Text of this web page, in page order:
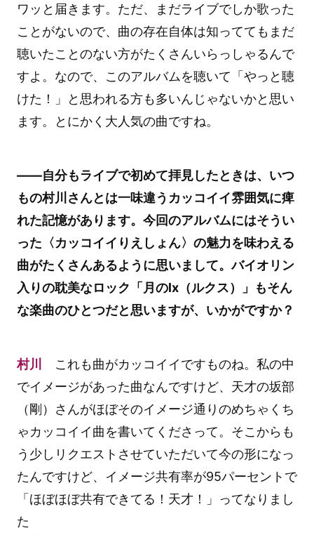
ワッと届きます。ただ、まだライブでしか歌った
ことがないので、曲の存在自体は知っててもまだ
聴いたことのない方がたくさんいらっしゃるんで
すよ。なので、このアルバムを聴いて「やっと聴
けた！」と思われる方も多いんじゃないかと思い
ます。とにかく大人気の曲ですね。
――自分もライブで初めて拝見したときは、いつ
もの村川さんとは一味違うカッコイイ雰囲気に痺
れた記憶があります。今回のアルバムにはそうい
った〈カッコイイりえしょん〉の魅力を味わえる
曲がたくさんあるように思いまして。バイオリン
入りの耽美なロック「月のlx（ルクス）」もそん
な楽曲のひとつだと思いますが、いかがですか？
村川
これも曲がカッコイイですものね。私の中
でイメージがあった曲なんですけど、天才の坂部
（剛）さんがほぼそのイメージ通りのめちゃくち
ゃカッコイイ曲を書いてくださって。そこからも
う少しリクエストさせていただいて今の形になっ
たんですけど、イメージ共有率が95パーセントで
「ほぼほぼ共有できてる！天才！」ってなりまし
た